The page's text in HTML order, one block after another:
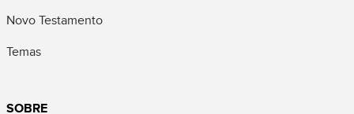
Novo Testamento
Temas
SOBRE